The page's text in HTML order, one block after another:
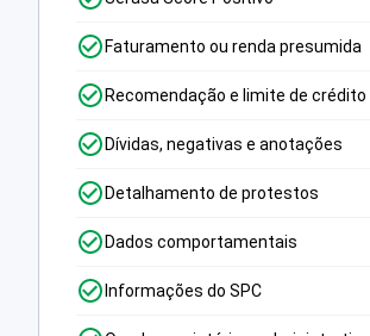
Faturamento ou renda presumida
Recomendação e limite de crédito
Dívidas, negativas e anotações
Detalhamento de protestos
Dados comportamentais
Informações do SPC